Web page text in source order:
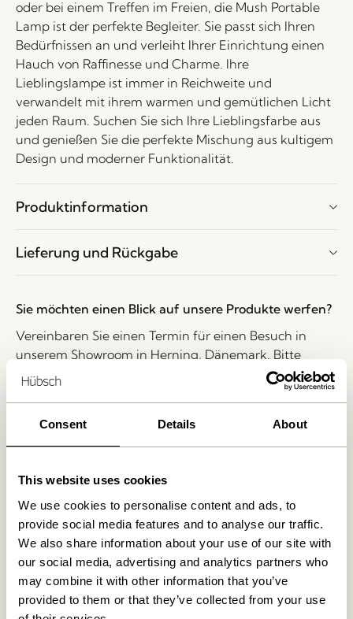
Consent Details About
This website uses cookies
We use cookies to personalise content and ads, to
provide social media features and to analyse our traffic.
We also share information about your use of our site with
our social media, advertising and analytics partners who
may combine it with other information that you’ve
provided to them or that they’ve collected from your use
oder bei einem Treffen im Freien, die Mush Portable
Lamp ist der perfekte Begleiter. Sie passt sich Ihren
Bedürfnissen an und verleiht Ihrer Einrichtung einen
Hauch von Raffinesse und Charme. Ihre
Lieblingslampe ist immer in Reichweite und
verwandelt mit ihrem warmen und gemütlichen Licht
jeden Raum. Suchen Sie sich Ihre Lieblingsfarbe aus
und genießen Sie die perfekte Mischung aus kultigem
Design und moderner Funktionalität.
Produktinformation
Lieferung und Rückgabe
Sie möchten einen Blick auf unsere Produkte werfen?
Vereinbaren Sie einen Termin für einen Besuch in
unserem Showroom in Herning, Dänemark. Bitte
schreiben Sie an
shop@hubsch-interior.comoder
+45 44 22 68 88.
Kostenlose Lieferung über499 DKK
Ähnliche Produkte